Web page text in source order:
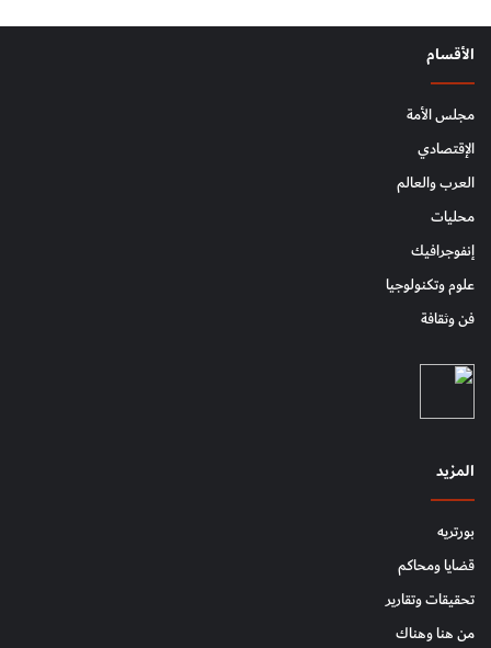
الأقسام
مجلس الأمة
الإقتصادي
العرب والعالم
محليات
إنفوجرافيك
علوم وتكنولوجيا
فن وثقافة
المزيد
بورتريه
قضايا ومحاكم
تحقيقات وتقارير
من هنا وهناك